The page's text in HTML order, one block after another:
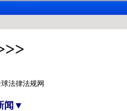
法律法规网
闻 ▼